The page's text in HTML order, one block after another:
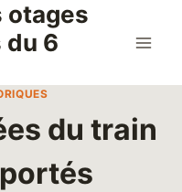
otages
du 6
du train